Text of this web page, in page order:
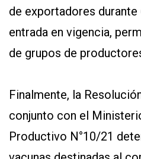
de exportadores
entrada en vigencia,
de grupos de
Finalmente, la
conjunto con el
Productivo N°10/21